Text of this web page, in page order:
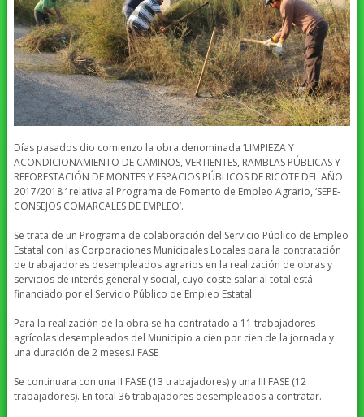
Días pasados dio comienzo la obra denominada ‘LIMPIEZA Y
ACONDICIONAMIENTO DE CAMINOS, VERTIENTES, RAMBLAS PÚBLICAS Y
REFORESTACIÓN DE MONTES Y ESPACIOS PÚBLICOS DE RICOTE DEL AÑO
2017/2018 ‘ relativa al Programa de Fomento de Empleo Agrario, ‘SEPE-
CONSEJOS COMARCALES DE EMPLEO’.
Se trata de un Programa de colaboración del Servicio Público de Empleo
Estatal con las Corporaciones Municipales Locales para la contratación
de trabajadores desempleados agrarios en la realización de obras y
servicios de interés general y social, cuyo coste salarial total está
financiado por el Servicio Público de Empleo Estatal.
Para la realización de la obra se ha contratado a 11 trabajadores
agrícolas desempleados del Municipio a cien por cien de la jornada y
una duración de 2 meses.I FASE
Se continuara con una II FASE (13 trabajadores) y una III FASE (12
trabajadores). En total 36 trabajadores desempleados a contratar.